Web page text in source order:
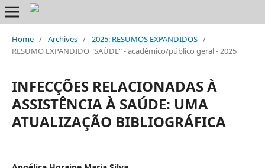
Home / Archives / 2025: RESUMOS EXPANDIDOS /
RESUMO EXPANDIDO "SAÚDE" - acadêmico/público geral - 2025
INFECÇÕES RELACIONADAS À
ASSISTÊNCIA À SAÚDE: UMA
ATUALIZAÇÃO BIBLIOGRÁFICA